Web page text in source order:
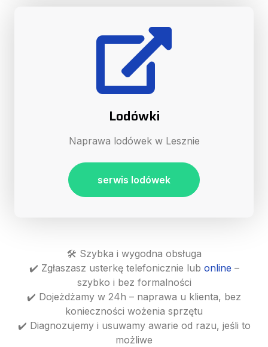
Lodówki
Naprawa lodówek w Lesznie
serwis lodówek
🛠️ Szybka i wygodna obsługa
✔️ Zgłaszasz usterkę telefonicznie lub online –
szybko i bez formalności
✔️ Dojeżdżamy w 24h – naprawa u klienta, bez
konieczności wożenia sprzętu
✔️ Diagnozujemy i usuwamy awarie od razu, jeśli to
możliwe